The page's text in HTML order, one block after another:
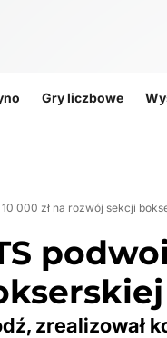
Gry liczbowe
000 zł na rozwój sekcji
zrealizował